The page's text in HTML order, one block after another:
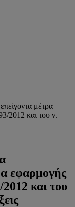
μέτρα
2012 και του ν.
εφαρμογής
και του